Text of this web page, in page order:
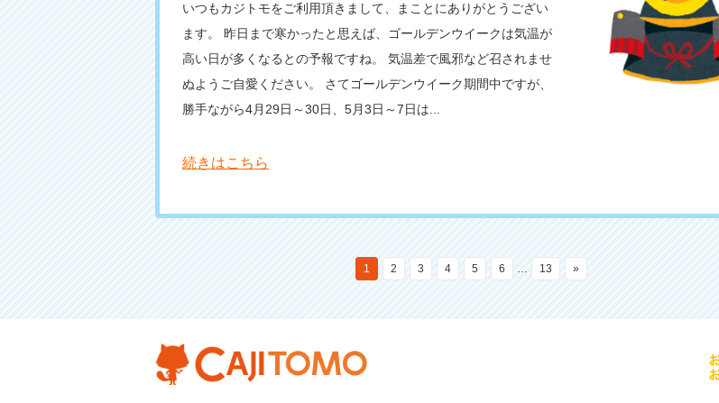
いつもカジトモをご利用頂きまして、まことにありがとうござい
ます。 昨日まで寒かったと思えば、ゴールデンウイークは気温が
高い日が多くなるとの予報ですね。 気温差で風邪など召されませ
ぬようご自愛ください。 さてゴールデンウイーク期間中ですが、
勝手ながら4月29日～30日、5月3日～7日は...
続きはこちら
1 2 3 4 5 6 … 13 »